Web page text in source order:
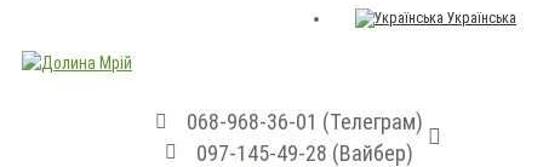
Українська
068-968-36-01 (Телеграм)
097-145-49-28 (Вайбер)